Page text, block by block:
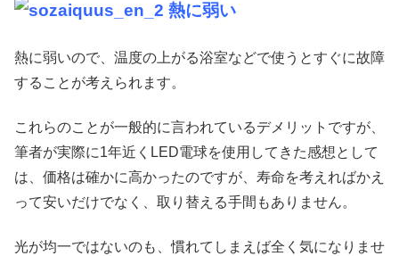
熱に弱い
熱に弱いので、温度の上がる浴室などで使うとすぐに故障
することが考えられます。
これらのことが一般的に言われているデメリットですが、
筆者が実際に1年近くLED電球を使用してきた感想として
は、価格は確かに高かったのですが、寿命を考えればかえ
って安いだけでなく、取り替える手間もありません。
光が均一ではないのも、慣れてしまえば全く気になりませ